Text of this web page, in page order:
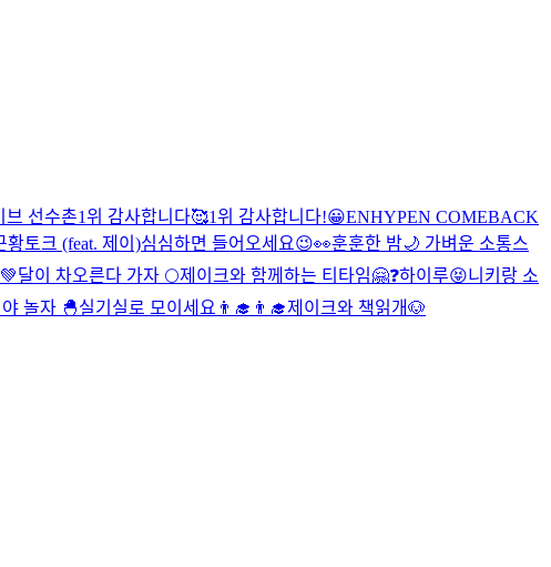
브 선수촌1위 감사합니다🥰1위 감사합니다!😀ENHYPEN COMEBACK
황토크 (feat. 제이)심심하면 들어오세요😉👀훈훈한 밤🌙 가벼운 소통스
달이 차오른다 가자 🌕제이크와 함께하는 티타임🤗❓하이루😝니키랑 소
놀자 🐣실기실로 모이세요👨‍🎓👨‍🎓제이크와 책읽개🐶